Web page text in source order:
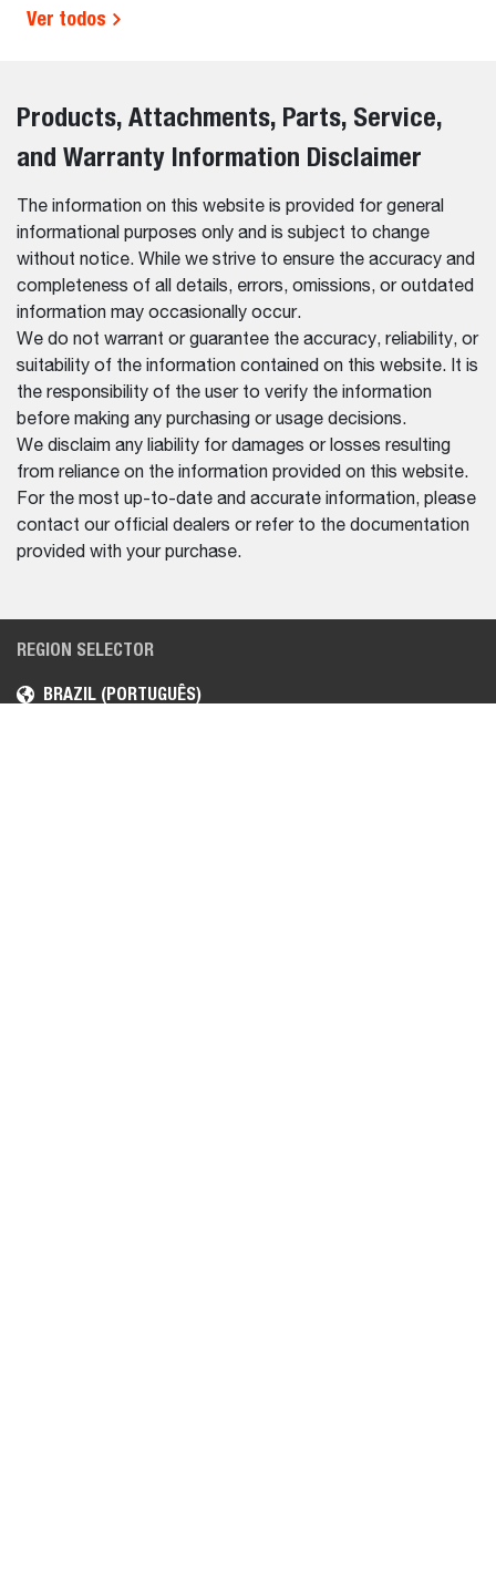
Ver todos
Products, Attachments, Parts, Service,
and Warranty Information Disclaimer
The information on this website is provided for general
informational purposes only and is subject to change
without notice. While we strive to ensure the accuracy and
completeness of all details, errors, omissions, or outdated
information may occasionally occur.
We do not warrant or guarantee the accuracy, reliability, or
suitability of the information contained on this website. It is
the responsibility of the user to verify the information
before making any purchasing or usage decisions.
We disclaim any liability for damages or losses resulting
from reliance on the information provided on this website.
For the most up-to-date and accurate information, please
contact our official dealers or refer to the documentation
provided with your purchase.
REGION SELECTOR
BRAZIL (PORTUGUÊS)